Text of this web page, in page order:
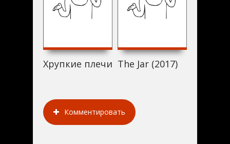
Хрупкие плечи Дианы (2017)
The Jar (2017)
Комментировать